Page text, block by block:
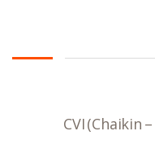
ניתוח תנודתיות על בסיס נפח – CVI (Chaikin